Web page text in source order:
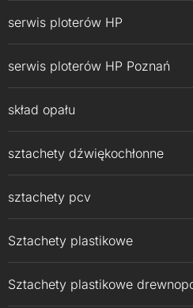
serwis ploterów HP
serwis ploterów HP Poznań
skład opału
sztachety dźwiękochłonne
sztachety pcv
Sztachety plastikowe
Sztachety plastikowe